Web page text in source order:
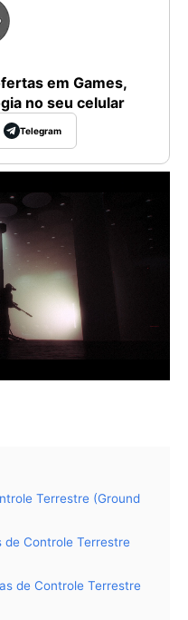
em Games,
no seu celular
Telegram
Terrestre (Ground
de Controle Terrestre
de Controle Terrestre